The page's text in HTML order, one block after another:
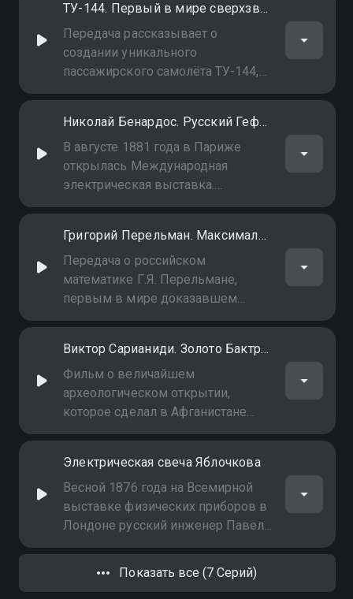
ТУ-144. Первый в мире сверхзвуковой пассажирский самолёт
Передача рассказывает о
создании уникального
пассажирского самолёта ТУ-144,
совершившего первый полёт 31
Николай Бенардос. Русский Гефест
В августе 1881 года в Париже
открылась Международная
электрическая выставка.
Сенсацией стала демонстрация
которую продемонстрировал
русский изобретатель Николай
Бенардос (1842 - 1905)
Григорий Перельман. Максималист
Передача о российском
математике Г.Я. Перельмане,
первым в мире доказавшем
гипотезу Пуанкаре
Виктор Сарианиди. Золото Бактрии
Фильм о величайшем
археологическом открытии,
которое сделал в Афганистане
советский археолог Виктор
царстве и его связи с империей
Александра Македонского, о
нынешней судьбе найденных
Сарианиди золотых сокровищ
Бактрии
Электрическая свеча Яблочкова
Весной 1876 года на Всемирной
выставке физических приборов в
Лондоне русский инженер Павел
Яблочков продемонстрировал
"электрическую свечу". Она
Показать все (7 Серий)